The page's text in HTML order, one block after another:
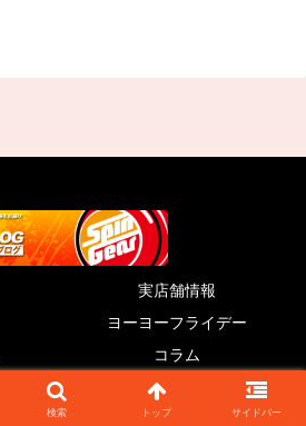
実店舗情報
ヨーヨーフライデー
コラム
© 2011 SG BLOG.
検索 トップ サイドバー